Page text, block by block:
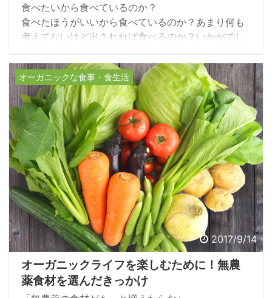
食べたいから食べているのか？
食べたほうがいいから食べているのか？あまり何も
考えてないけど出されれば食べるのか？いかがでし
ょうか？^^
いろいろあるかと思いますが、子供は分かりやすい
ですよね。
お母さんやお父さんに、「野菜もちゃんと食べなさ
い！」と毎度言われて、仕方がなく食べる子もいれ
ば、何度言われても絶対残してしまう子もいる。
オーガニックな食事・食生活
2017/9/14
オーガニックライフを楽しむために！無農
薬食材を選んだきっかけ